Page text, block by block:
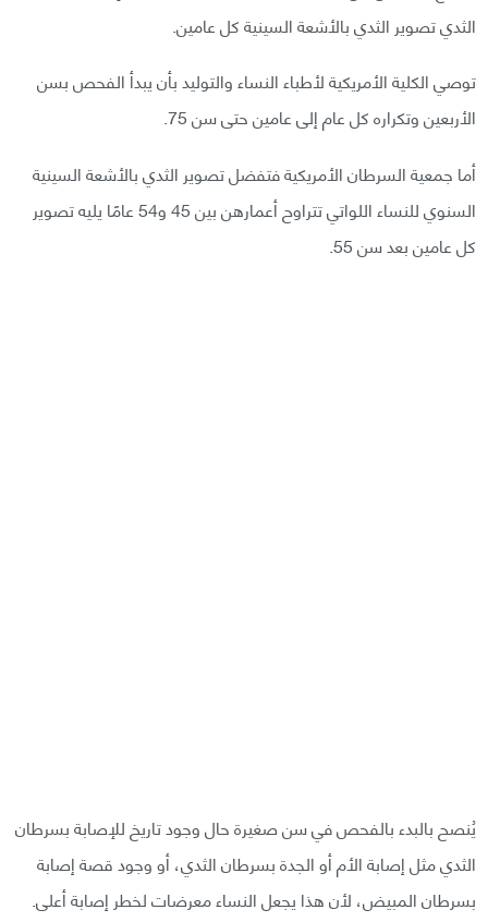
الثدي تصوير الثدي بالأشعة السينية كل عامين.
توصي الكلية الأمريكية لأطباء النساء والتوليد بأن يبدأ الفحص بسن
الأربعين وتكراره كل عام إلى عامين حتى سن 75.
أما جمعية السرطان الأمريكية فتفضل تصوير الثدي بالأشعة السينية
السنوي للنساء اللواتي تتراوح أعمارهن بين 45 و54 عامًا يليه تصوير
كل عامين بعد سن 55.
يُنصح بالبدء بالفحص في سن صغيرة حال وجود تاريخ للإصابة بسرطان
الثدي مثل إصابة الأم أو الجدة بسرطان الثدي، أو وجود قصة إصابة
بسرطان المبيض، لأن هذا يجعل النساء معرضات لخطر إصابة أعلى.